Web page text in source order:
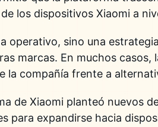
los dispositivos Xiaomi a
operativo, sino una
marcas. En muchos casos,
la compañía frente a
de Xiaomi planteó nuevos
para expandirse hacia